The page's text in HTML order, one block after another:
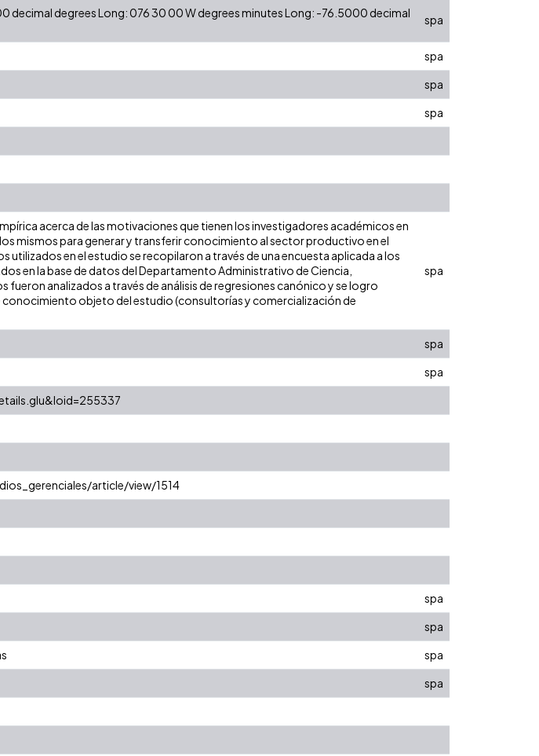
decimal degrees Long: 076 30 00 W degrees minutes Long: -76.5000 decimal
spa
spa
spa
spa
acerca de las motivaciones que tienen los investigadores académicos en
mismos para generar y transferir conocimiento al sector productivo en el
utilizados en el estudio se recopilaron a través de una encuesta aplicada a los
en la base de datos del Departamento Administrativo de Ciencia,
fueron analizados a través de análisis de regresiones canónico y se logro
conocimiento objeto del estudio (consultorías y comercialización de
spa
spa
spa
article/view/1514
spa
spa
spa
spa